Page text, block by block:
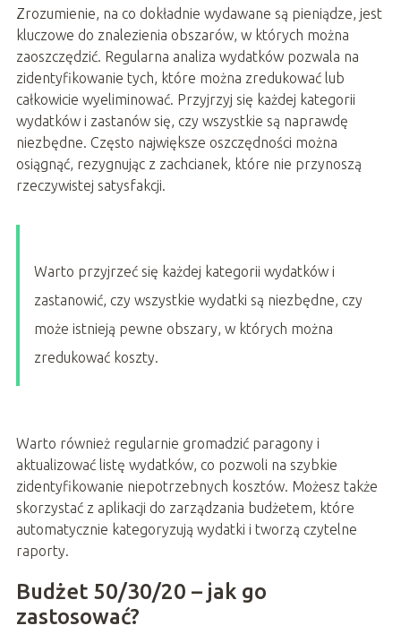
Zrozumienie, na co dokładnie wydawane są pieniądze, jest
kluczowe do znalezienia obszarów, w których można
zaoszczędzić. Regularna analiza wydatków pozwala na
zidentyfikowanie tych, które można zredukować lub
całkowicie wyeliminować. Przyjrzyj się każdej kategorii
wydatków i zastanów się, czy wszystkie są naprawdę
niezbędne. Często największe oszczędności można
osiągnąć, rezygnując z zachcianek, które nie przynoszą
rzeczywistej satysfakcji.
Warto przyjrzeć się każdej kategorii wydatków i
zastanowić, czy wszystkie wydatki są niezbędne, czy
może istnieją pewne obszary, w których można
zredukować koszty.
Warto również regularnie gromadzić paragony i
aktualizować listę wydatków, co pozwoli na szybkie
zidentyfikowanie niepotrzebnych kosztów. Możesz także
skorzystać z aplikacji do zarządzania budżetem, które
automatycznie kategoryzują wydatki i tworzą czytelne
raporty.
Budżet 50/30/20 – jak go
zastosować?